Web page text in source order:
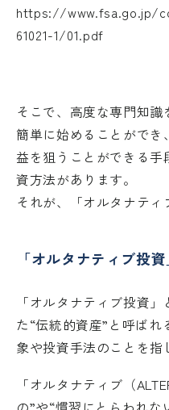
https://www.fsa.go.jp/
61021-1/01.pdf
そこで、高度な専門知
簡単に始めることがで
益を狙うことができる
資方法があります。
それが、「オルタナティ
「オルタナティブ投
「オルタナティブ投資
た“伝統的資産”と呼ば
象や投資手法のことを指
「オルタナティブ（